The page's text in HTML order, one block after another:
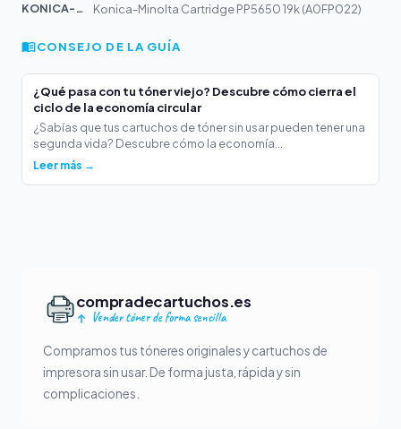
KONICA-MIN...
Konica-Minolta Cartridge PP5650 19k (A0FP022)
CONSEJO DE LA GUÍA
¿Qué pasa con tu tóner viejo? Descubre cómo cierra el
ciclo de la economía circular
¿Sabías que tus cartuchos de tóner sin usar pueden tener una
segunda vida? Descubre cómo la economía...
Leer más →
compradecartuchos.es
Vender tóner de forma sencilla
Compramos tus tóneres originales y cartuchos de
impresora sin usar. De forma justa, rápida y sin
complicaciones.